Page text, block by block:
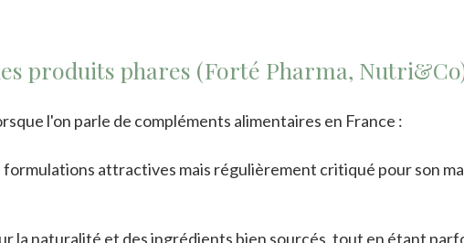
produits phares (Forté Pharma,
l'on parle de compléments alimentaires en France :
formulations attractives mais régulièrement critiqué pour son
la naturalité et des ingrédients bien sourcés, tout en étant